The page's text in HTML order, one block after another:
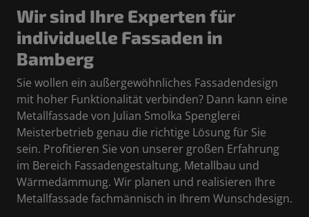
Wir sind Ihre Experten für
individuelle Fassaden in
Bamberg
Sie wollen ein außergewöhnliches Fassadendesign
mit hoher Funktionalität verbinden? Dann kann eine
Metallfassade von Julian Smolka Spenglerei
Meisterbetrieb genau die richtige Lösung für Sie
sein. Profitieren Sie von unserer großen Erfahrung
im Bereich Fassadengestaltung, Metallbau und
Wärmedämmung. Wir planen und realisieren Ihre
Metallfassade fachmännisch in Ihrem Wunschdesign.